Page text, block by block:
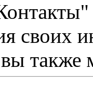
своих
также